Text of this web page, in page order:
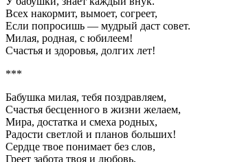
Всех накормит, вымоет, согреет,
Если попросишь — мудрый даст совет.
Милая, родная, с юбилеем!
Счастья и здоровья, долгих лет!
***
Бабушка милая, тебя поздравляем,
Счастья бесценного в жизни желаем,
Мира, достатка и смеха родных,
Радости светлой и планов больших!
Сердце твое понимает без слов,
Греет забота твоя и любовь,